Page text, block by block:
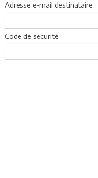
Adresse e-mail destinataire
Code de sécurité